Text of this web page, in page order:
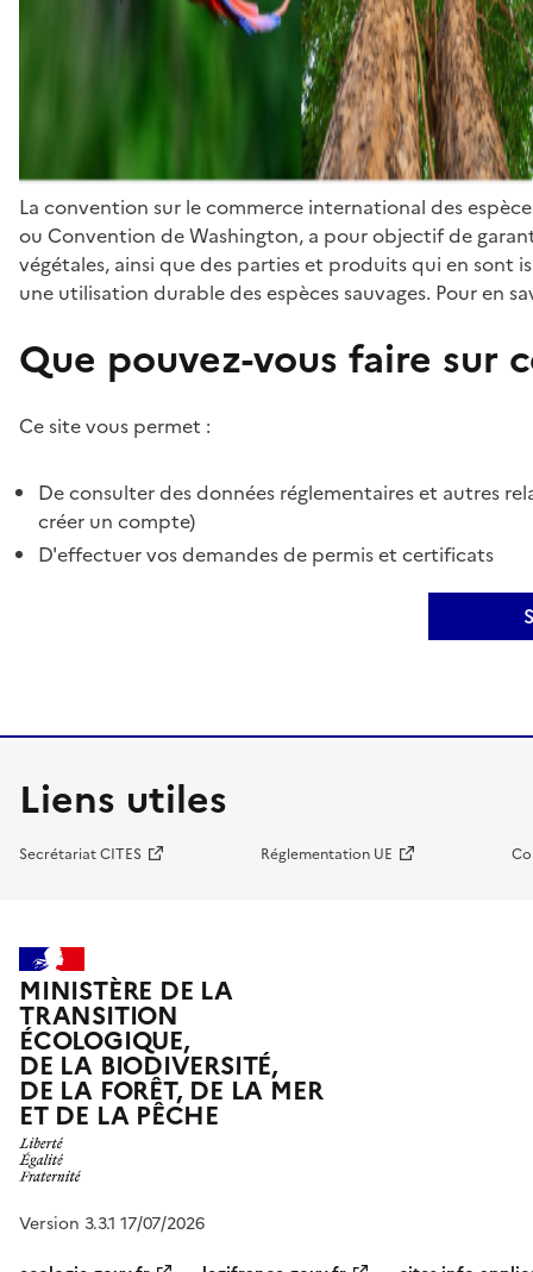
La convention sur le commerce international des
ou Convention de Washington, a pour objectif de
végétales, ainsi que des parties et produits qui en sont
une utilisation durable des espèces sauvages. Pour en
Que pouvez-vous faire sur
Ce site vous permet :
De consulter des données réglementaires et autres
créer un compte)
D'effectuer vos demandes de permis et certificats
Liens utiles
Secrétariat CITES Réglementation UE
MINISTÈRE DE LA
TRANSITION
ÉCOLOGIQUE,
DE LA BIODIVERSITÉ,
DE LA FORÊT, DE LA MER
ET DE LA PÊCHE
Version 3.3.1 17/07/2026